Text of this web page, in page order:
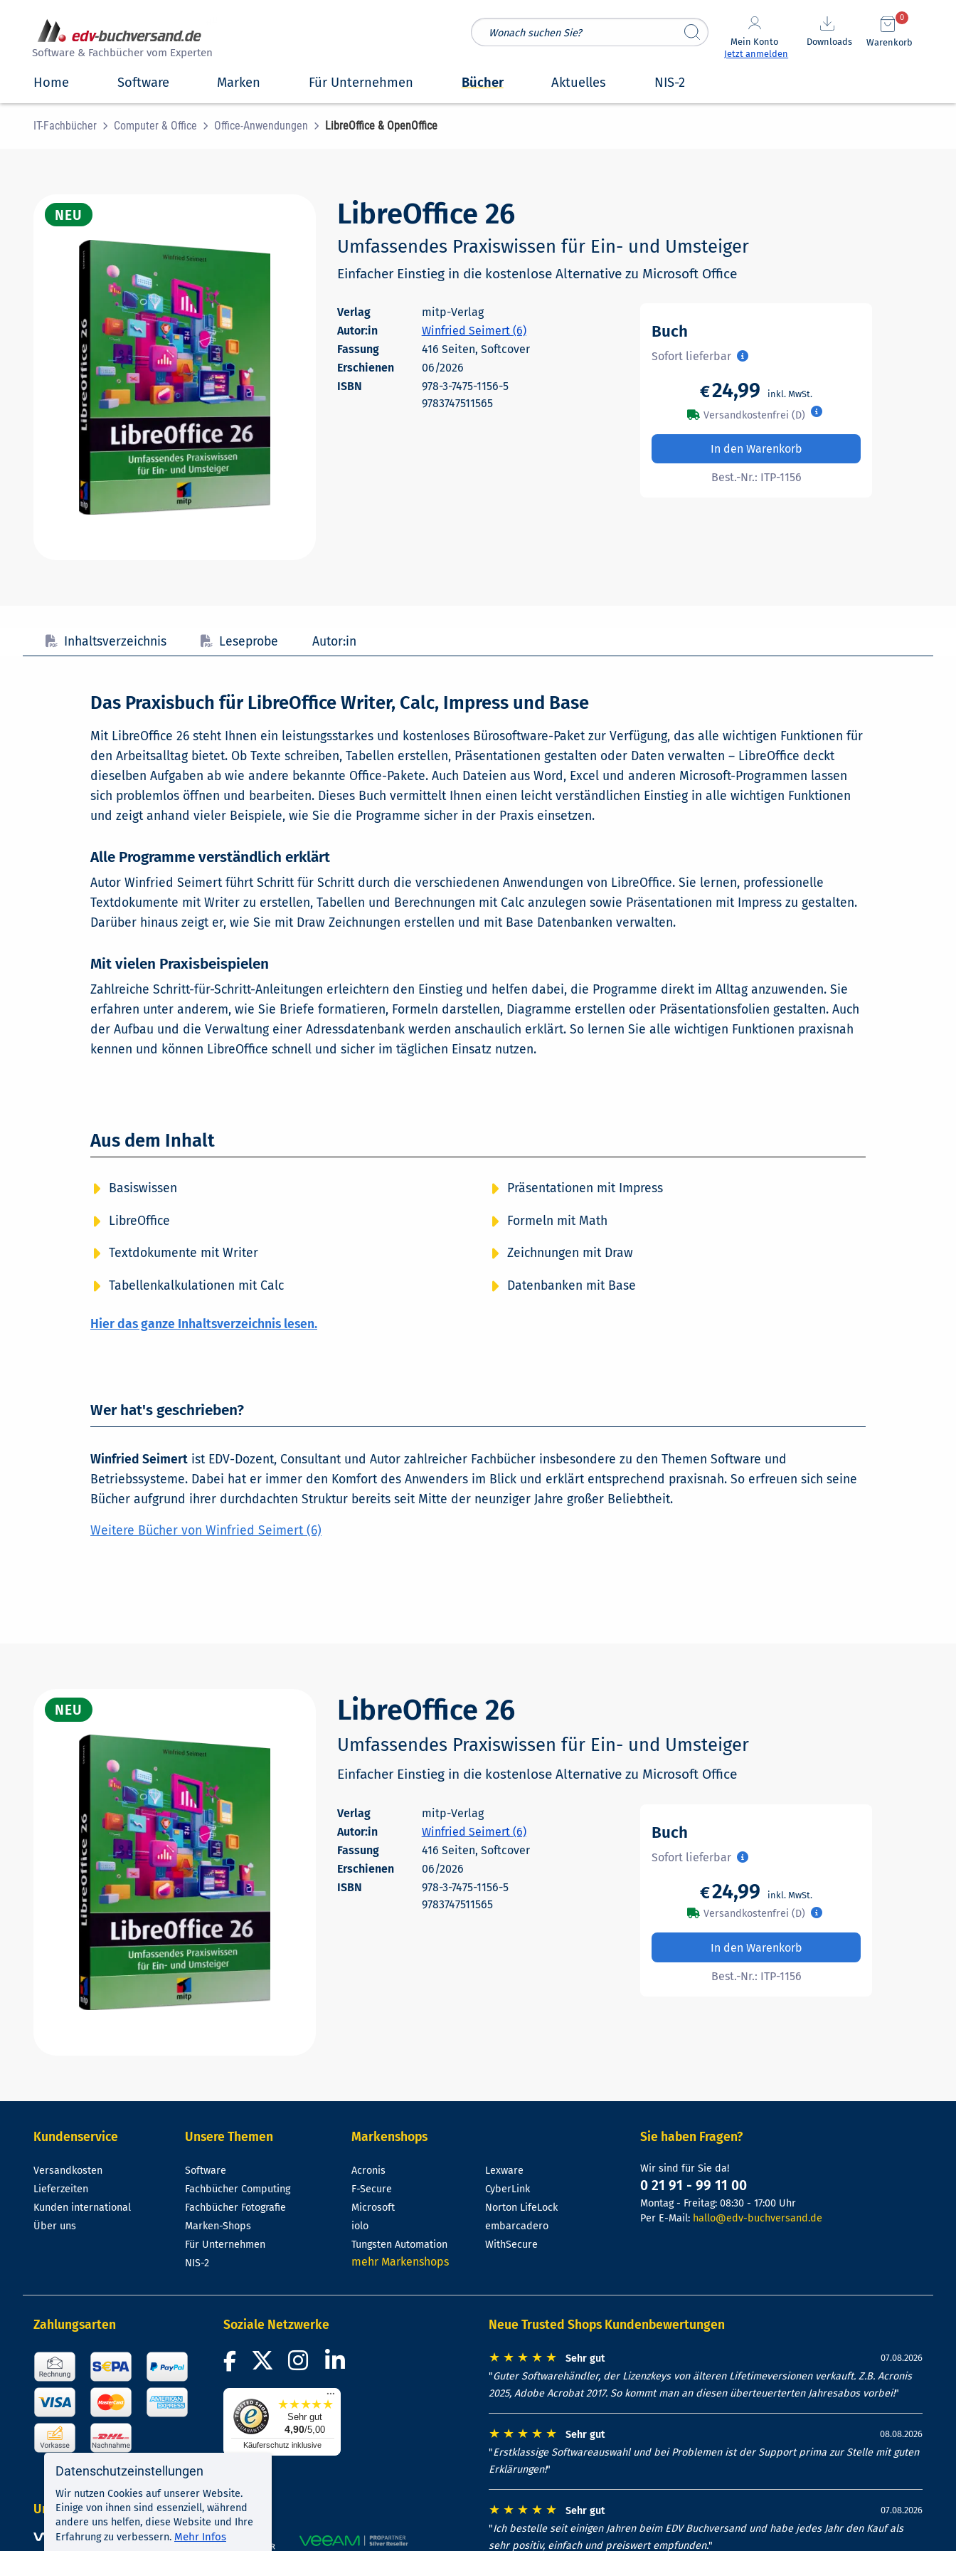
Software & Fachbücher vom Experten
Mein Konto
Jetzt anmelden
Downloads Warenkorb
0
Home Software Marken Für Unternehmen Bücher Aktuelles NIS-2
IT-Fachbücher Computer & Office Office-Anwendungen LibreOffice & OpenOffice
LibreOffice 26
Umfassendes Praxiswissen für Ein- und Umsteiger
Einfacher Einstieg in die kostenlose Alternative zu Microsoft Office
mitp-Verlag
Autor:in
Winfried Seimert (6)
416 Seiten, Softcover
Erschienen
06/2026
978-3-7475-1156-5
9783747511565
Buch
Sofort lieferbar
€24,99
Versandkostenfrei (D)
In den Warenkorb
Best.-Nr.: ITP-1156
Inhaltsverzeichnis Leseprobe Autor:in
Das Praxisbuch für LibreOffice Writer, Calc, Impress und Base
Mit LibreOffice 26 steht Ihnen ein leistungsstarkes und kostenloses Bürosoftware-Paket zur Verfügung, das alle wichtigen Funktionen für
den Arbeitsalltag bietet. Ob Texte schreiben, Tabellen erstellen, Präsentationen gestalten oder Daten verwalten – LibreOffice deckt
dieselben Aufgaben ab wie andere bekannte Office-Pakete. Auch Dateien aus Word, Excel und anderen Microsoft-Programmen lassen
sich problemlos öffnen und bearbeiten. Dieses Buch vermittelt Ihnen einen leicht verständlichen Einstieg in alle wichtigen Funktionen
und zeigt anhand vieler Beispiele, wie Sie die Programme sicher in der Praxis einsetzen.
Alle Programme verständlich erklärt
Autor Winfried Seimert führt Schritt für Schritt durch die verschiedenen Anwendungen von LibreOffice. Sie lernen, professionelle
Textdokumente mit Writer zu erstellen, Tabellen und Berechnungen mit Calc anzulegen sowie Präsentationen mit Impress zu gestalten.
Darüber hinaus zeigt er, wie Sie mit Draw Zeichnungen erstellen und mit Base Datenbanken verwalten.
Mit vielen Praxisbeispielen
Zahlreiche Schritt-für-Schritt-Anleitungen erleichtern den Einstieg und helfen dabei, die Programme direkt im Alltag anzuwenden. Sie
erfahren unter anderem, wie Sie Briefe formatieren, Formeln darstellen, Diagramme erstellen oder Präsentationsfolien gestalten. Auch
der Aufbau und die Verwaltung einer Adressdatenbank werden anschaulich erklärt. So lernen Sie alle wichtigen Funktionen praxisnah
kennen und können LibreOffice schnell und sicher im täglichen Einsatz nutzen.
Aus dem Inhalt
Basiswissen
LibreOffice
Textdokumente mit Writer
Tabellenkalkulationen mit Calc
Präsentationen mit Impress
Formeln mit Math
Zeichnungen mit Draw
Datenbanken mit Base
Hier das ganze Inhaltsverzeichnis lesen.
Wer hat's geschrieben?
Winfried Seimertist EDV-Dozent, Consultant und Autor zahlreicher Fachbücher insbesondere zu den Themen Software und
Betriebssysteme. Dabei hat er immer den Komfort des Anwenders im Blick und erklärt entsprechend praxisnah. So erfreuen sich seine
Bücher aufgrund ihrer durchdachten Struktur bereits seit Mitte der neunziger Jahre großer Beliebtheit.
Weitere Bücher von Winfried Seimert (6)
LibreOffice 26
Umfassendes Praxiswissen für Ein- und Umsteiger
Einfacher Einstieg in die kostenlose Alternative zu Microsoft Office
mitp-Verlag
Autor:in
Winfried Seimert (6)
416 Seiten, Softcover
Erschienen
06/2026
978-3-7475-1156-5
9783747511565
Buch
Sofort lieferbar
€24,99
Versandkostenfrei (D)
In den Warenkorb
Best.-Nr.: ITP-1156
Kundenservice
Versandkosten
Lieferzeiten
Kunden international
Über uns
Unsere Themen
Software
Fachbücher Computing
Fachbücher Fotografie
Marken-Shops
Für Unternehmen
NIS-2
Markenshops
Acronis
F-Secure
Microsoft
iolo
Tungsten Automation
Lexware
CyberLink
Norton LifeLock
embarcadero
WithSecure
mehr Markenshops
Sie haben Fragen?
Wir sind für Sie da!
0 21 91 - 99 11 00
Montag - Freitag: 08:30 - 17:00 Uhr
Per E-Mail: hallo@edv-buchversand.de
Zahlungsarten Soziale Netzwerke
...
★★★★★
Sehr gut
4,90/5,00
Käuferschutz inklusive
Unsere Kompetenzen
Neue Trusted Shops Kundenbewertungen
★ ★ ★ ★ ★ Sehr gut 07.08.2026
"Guter Softwarehändler, der Lizenzkeys von älteren Lifetimeversionen verkauft. Z.B. Acronis
2025, Adobe Acrobat 2017. So kommt man an diesen überteuerterten Jahresabos vorbei!"
★ ★ ★ ★ ★ Sehr gut 08.08.2026
"Erstklassige Softwareauswahl und bei Problemen ist der Support prima zur Stelle mit guten
Erklärungen!"
★ ★ ★ ★ ★ Sehr gut 07.08.2026
"Ich bestelle seit einigen Jahren beim EDV Buchversand und habe jedes Jahr den Kauf als
sehr positiv, einfach und preiswert empfunden."
Datenschutzeinstellungen
Wir nutzen Cookies auf unserer Website.
Einige von ihnen sind essenziell, während
andere uns helfen, diese Website und Ihre
Erfahrung zu verbessern. Mehr Infos